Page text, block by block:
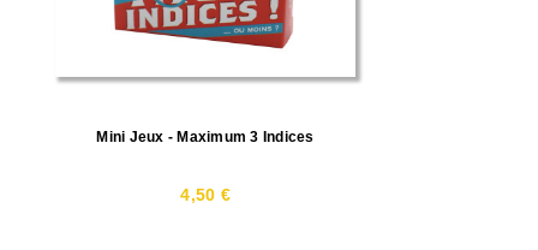
Mini Jeux - Maximum 3 Indices
4,50 €